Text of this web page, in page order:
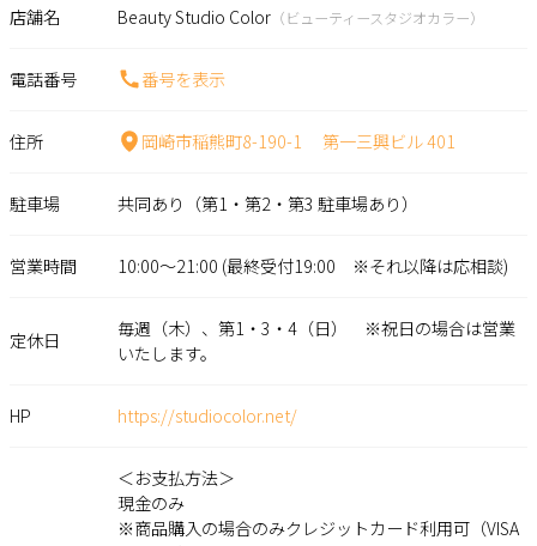
店舗名 Beauty Studio Color （ビューティースタジオカラー）
電話番号 番号を表示
住所 岡崎市稲熊町8-190-1 第一三興ビル 401
駐車場 共同あり（第1・第2・第3 駐車場あり）
営業時間 10:00～21:00 (最終受付19:00 ※それ以降は応相談)
定休日
毎週（木）、第1・3・4（日） ※祝日の場合は営業
いたします。
HP https://studiocolor.net/
＜お支払方法＞
現金のみ
※商品購入の場合のみクレジットカード利用可（VISA